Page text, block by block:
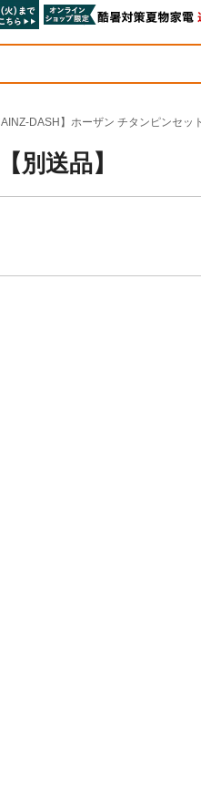
DASH】ホーザン チタンピンセッ
別送品】